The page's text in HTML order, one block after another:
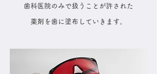
歯科医院のみで扱うことが許された
薬剤を歯に塗布していきます。​